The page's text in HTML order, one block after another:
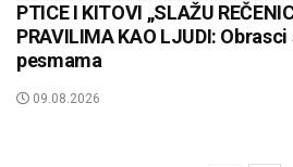
PTICE I KITOVI „SLAŽU
PRAVILIMA KAO LJUDI:
pesmama
09.08.2026